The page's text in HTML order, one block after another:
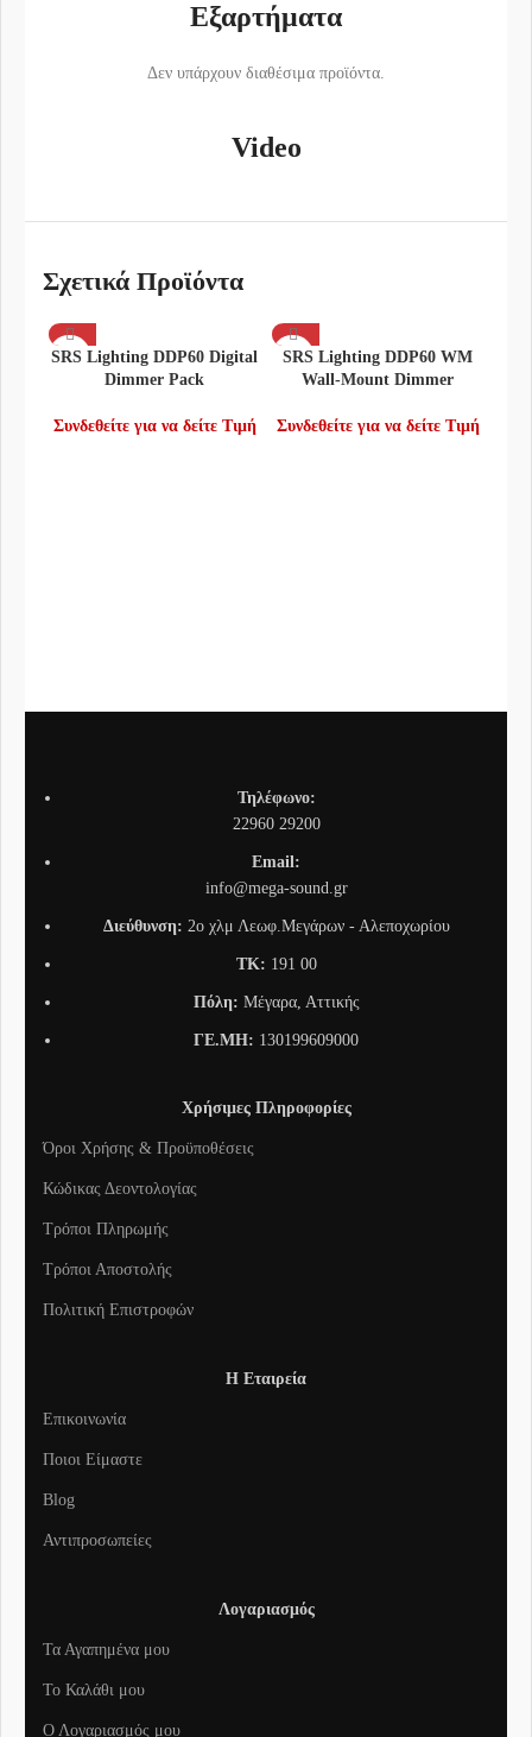
Εξαρτήματα
Δεν υπάρχουν διαθέσιμα προϊόντα.
Video
Σχετικά Προϊόντα
SRS Lighting DDP60 Digital
Dimmer Pack
Συνδεθείτε για να δείτε Τιμή
SRS Lighting DDP60 WM
Wall-Mount Dimmer
Συνδεθείτε για να δείτε Τιμή
Τηλέφωνο:
22960 29200
Email:
info@mega-sound.gr
Διεύθυνση: 2o χλμ Λεωφ.Μεγάρων - Αλεποχωρίου
TK: 191 00
Πόλη: Μέγαρα, Αττικής
ΓΕ.ΜΗ: 130199609000
Χρήσιμες Πληροφορίες
Όροι Χρήσης & Προϋποθέσεις
Κώδικας Δεοντολογίας
Τρόποι Πληρωμής
Τρόποι Αποστολής
Πολιτική Επιστροφών
Η Εταιρεία
Επικοινωνία
Ποιοι Είμαστε
Blog
Αντιπροσωπείες
Λογαριασμός
Τα Αγαπημένα μου
To Καλάθι μου
Ο Λογαριασμός μου